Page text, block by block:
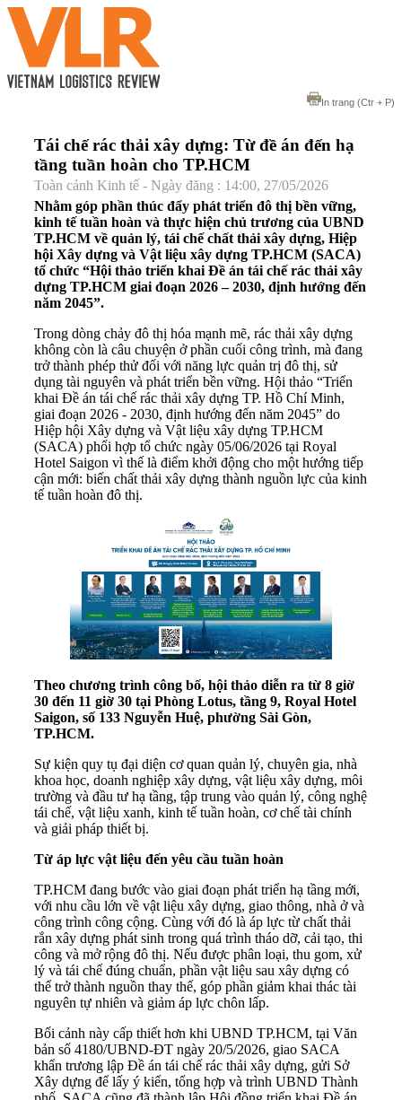
In trang (Ctr + P)
Tái chế rác thải xây dựng: Từ đề án đến hạ
tầng tuần hoàn cho TP.HCM
Toàn cảnh Kinh tế - Ngày đăng : 14:00, 27/05/2026
Nhằm góp phần thúc đẩy phát triển đô thị bền vững,
kinh tế tuần hoàn và thực hiện chủ trương của UBND
TP.HCM về quản lý, tái chế chất thải xây dựng, Hiệp
hội Xây dựng và Vật liệu xây dựng TP.HCM (SACA)
tổ chức “Hội thảo triển khai Đề án tái chế rác thải xây
dựng TP.HCM giai đoạn 2026 – 2030, định hướng đến
năm 2045”.
Trong dòng chảy đô thị hóa mạnh mẽ, rác thải xây dựng
không còn là câu chuyện ở phần cuối công trình, mà đang
trở thành phép thử đối với năng lực quản trị đô thị, sử
dụng tài nguyên và phát triển bền vững. Hội thảo “Triển
khai Đề án tái chế rác thải xây dựng TP. Hồ Chí Minh,
giai đoạn 2026 - 2030, định hướng đến năm 2045” do
Hiệp hội Xây dựng và Vật liệu xây dựng TP.HCM
(SACA) phối hợp tổ chức ngày 05/06/2026 tại Royal
Hotel Saigon vì thế là điểm khởi động cho một hướng tiếp
cận mới: biến chất thải xây dựng thành nguồn lực của kinh
tế tuần hoàn đô thị.
Theo chương trình công bố, hội thảo diễn ra từ 8 giờ
30 đến 11 giờ 30 tại Phòng Lotus, tầng 9, Royal Hotel
Saigon, số 133 Nguyễn Huệ, phường Sài Gòn,
TP.HCM.
Sự kiện quy tụ đại diện cơ quan quản lý, chuyên gia, nhà
khoa học, doanh nghiệp xây dựng, vật liệu xây dựng, môi
trường và đầu tư hạ tầng, tập trung vào quản lý, công nghệ
tái chế, vật liệu xanh, kinh tế tuần hoàn, cơ chế tài chính
và giải pháp thiết bị.
Từ áp lực vật liệu đến yêu cầu tuần hoàn
TP.HCM đang bước vào giai đoạn phát triển hạ tầng mới,
với nhu cầu lớn về vật liệu xây dựng, giao thông, nhà ở và
công trình công cộng. Cùng với đó là áp lực từ chất thải
rắn xây dựng phát sinh trong quá trình tháo dỡ, cải tạo, thi
công và mở rộng đô thị. Nếu được phân loại, thu gom, xử
lý và tái chế đúng chuẩn, phần vật liệu sau xây dựng có
thể trở thành nguồn thay thế, góp phần giảm khai thác tài
nguyên tự nhiên và giảm áp lực chôn lấp.
Bối cảnh này cấp thiết hơn khi UBND TP.HCM, tại Văn
bản số 4180/UBND-ĐT ngày 20/5/2026, giao SACA
khẩn trương lập Đề án tái chế rác thải xây dựng, gửi Sở
Xây dựng để lấy ý kiến, tổng hợp và trình UBND Thành